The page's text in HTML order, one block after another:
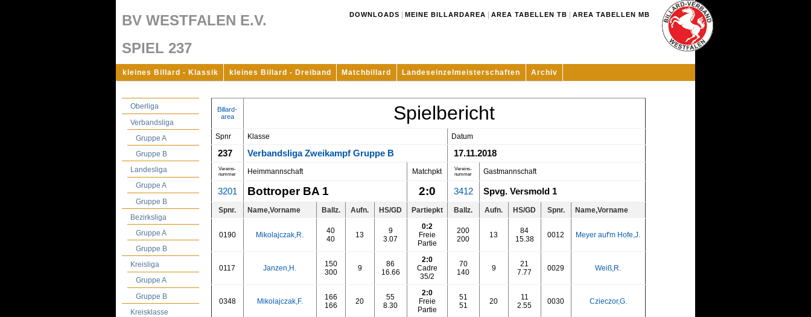
BV WESTFALEN E.V. DOWNLOADS MEINE BILLARDAREA AREA TABELLEN TB AREA TABELLEN MB
SPIEL 237
kleines Billard - Klassik kleines Billard - Dreiband Matchbillard Landeseinzelmeisterschaften Archiv
Oberliga
Verbandsliga
Gruppe A
Gruppe B
Landesliga
Gruppe A
Gruppe B
Bezirksliga
Gruppe A
Gruppe B
Kreisliga
Gruppe A
Gruppe B
Kreisklasse
Billard-
area
Spielbericht
Spnr Klasse Datum
237 Verbandsliga Zweikampf Gruppe B 17.11.2018
Vereins-
nummer
Heimmannschaft Matchpkt
Vereins-
nummer
Gastmannschaft
3201 Bottroper BA 1 2:0 3412 Spvg. Versmold 1
Spnr. Name,Vorname Ballz. Aufn. HS/GD Partiepkt Ballz. Aufn. HS/GD Spnr. Name,Vorname
0190 Mikolajczak,R.
40
40
13
9
3.07
0:2
Freie
Partie
200
200
13
84
15.38
0012 Meyer auf'm Hofe,J.
0117 Janzen,H.
150
300
9
86
16.66
2:0
Cadre
35/2
70
140
9
21
7.77
0029 Weiß,R.
0348 Mikolajczak,F.
166
166
20
55
8.30
2:0
Freie
Partie
51
51
20
11
2.55
0030 Czieczor,G.